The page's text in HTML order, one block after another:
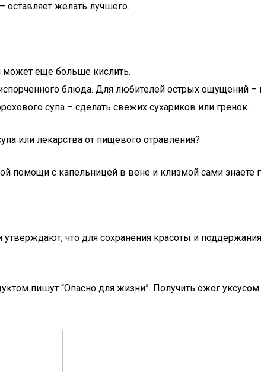
оставляет желать лучшего.
может еще больше кислить.
блюда. Для любителей острых ощущений –
супа – сделать свежих сухариков или гренок.
или лекарства от пищевого отравления?
помощи с капельницей в вене и клизмой сами знаете
что для сохранения красоты и
пишут “Опасно для жизни”. Получить ожог